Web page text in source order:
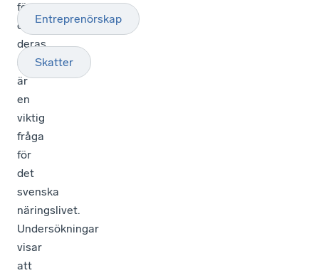
företagen
och
deras
ägare
är
en
viktig
fråga
för
det
svenska
näringslivet.
Undersökningar
visar
att
Entreprenörskap
Skatter